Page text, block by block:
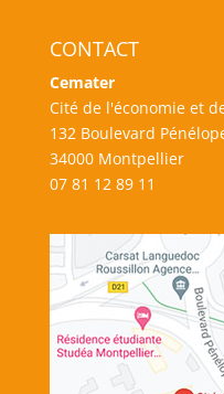
CONTACT
Cemater
Cité de l'économie et
132 Boulevard
34000 Montpellier
07 81 12 89 11